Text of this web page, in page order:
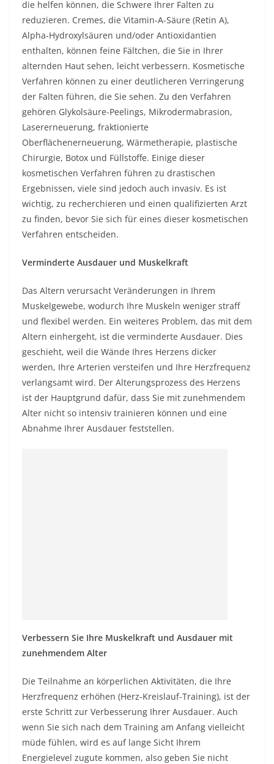
die helfen können, die Schwere Ihrer Falten zu
reduzieren. Cremes, die Vitamin-A-Säure (Retin A),
Alpha-Hydroxylsäuren und/oder Antioxidantien
enthalten, können feine Fältchen, die Sie in Ihrer
alternden Haut sehen, leicht verbessern. Kosmetische
Verfahren können zu einer deutlicheren Verringerung
der Falten führen, die Sie sehen. Zu den Verfahren
gehören Glykolsäure-Peelings, Mikrodermabrasion,
Lasererneuerung, fraktionierte
Oberflächenerneuerung, Wärmetherapie, plastische
Chirurgie, Botox und Füllstoffe. Einige dieser
kosmetischen Verfahren führen zu drastischen
Ergebnissen, viele sind jedoch auch invasiv. Es ist
wichtig, zu recherchieren und einen qualifizierten Arzt
zu finden, bevor Sie sich für eines dieser kosmetischen
Verfahren entscheiden.
Verminderte Ausdauer und Muskelkraft
Das Altern verursacht Veränderungen in Ihrem
Muskelgewebe, wodurch Ihre Muskeln weniger straff
und flexibel werden. Ein weiteres Problem, das mit dem
Altern einhergeht, ist die verminderte Ausdauer. Dies
geschieht, weil die Wände Ihres Herzens dicker
werden, Ihre Arterien versteifen und Ihre Herzfrequenz
verlangsamt wird. Der Alterungsprozess des Herzens
ist der Hauptgrund dafür, dass Sie mit zunehmendem
Alter nicht so intensiv trainieren können und eine
Abnahme Ihrer Ausdauer feststellen.
Verbessern Sie Ihre Muskelkraft und Ausdauer mit
zunehmendem Alter
Die Teilnahme an körperlichen Aktivitäten, die Ihre
Herzfrequenz erhöhen (Herz-Kreislauf-Training), ist der
erste Schritt zur Verbesserung Ihrer Ausdauer. Auch
wenn Sie sich nach dem Training am Anfang vielleicht
müde fühlen, wird es auf lange Sicht Ihrem
Energielevel zugute kommen, also geben Sie nicht